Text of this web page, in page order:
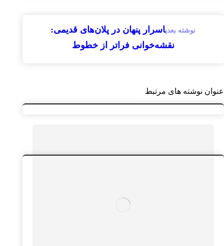
نوشته بعدیاسرار پنهان در پلان‌های قدیمی:
نقشه‌خوانی فراتر از خطوط
عنوان ‫نوشته های مرتبط